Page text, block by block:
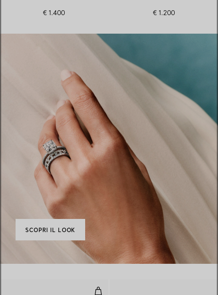
€ 1.400 € 1.200
SCOPRI IL LOOK
Anello con diamanti in oro rosa